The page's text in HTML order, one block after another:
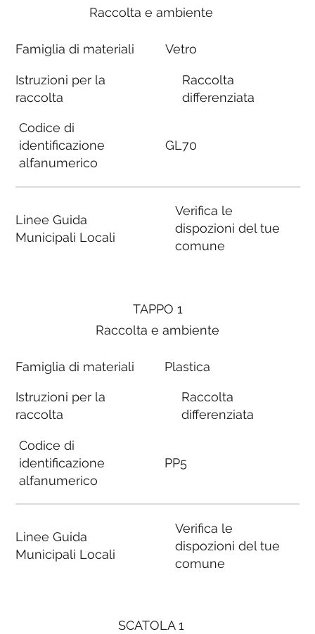
Raccolta e ambiente
Famiglia di materiali
Istruzioni per la
raccolta
Codice di
identificazione
alfanumerico
Linee Guida
Municipali Locali
Vetro
Raccolta
differenziata
GL70
Verifica le
dispozioni del tue
comune
SCATOLA 1
TAPPO 1
Raccolta e ambiente
Famiglia di materiali
Istruzioni per la
raccolta
Codice di
identificazione
alfanumerico
Linee Guida
Municipali Locali
Plastica
Raccolta
differenziata
PP5
Verifica le
dispozioni del tue
comune